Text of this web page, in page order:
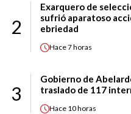
2
Exarquero de
sufrió aparatoso
ebriedad
Hace7 horas
3
Gobierno de
traslado de 117
Hace 10 horas